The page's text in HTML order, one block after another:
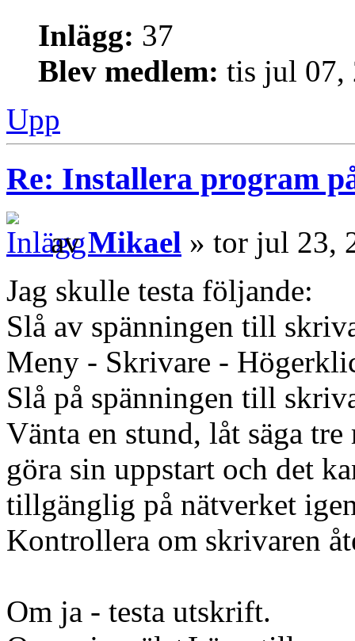
Inlägg: 37
Blev medlem: tis jul 07,
Upp
Re: Installera program
avMikael » tor jul 23,
Jag skulle testa följande:
Slå av spänningen till
Meny - Skrivare -
Slå på spänningen till
Vänta en stund, låt säga
göra sin uppstart och det
tillgänglig på nätverket
Kontrollera om skrivaren
Om ja - testa utskrift.